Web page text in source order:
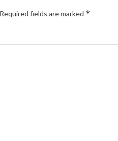
Required fields are marked *